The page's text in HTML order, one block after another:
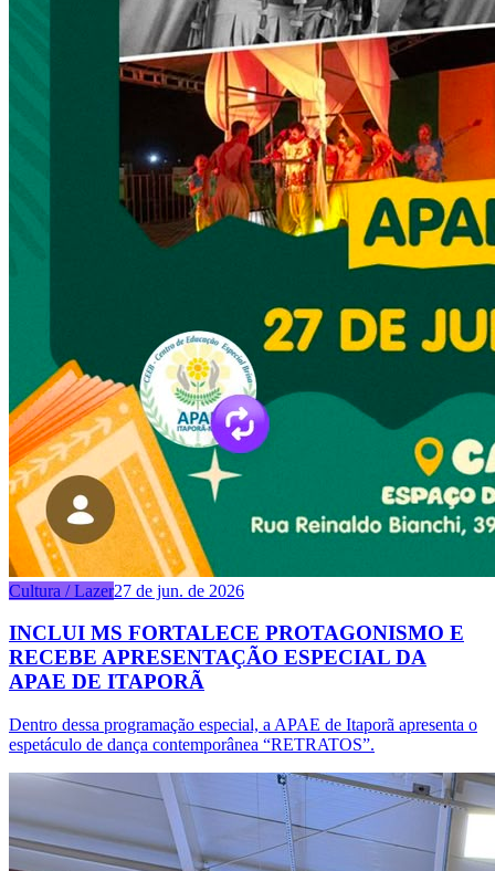
Cultura / Lazer27 de jun. de 2026
INCLUI MS FORTALECE PROTAGONISMO E
RECEBE APRESENTAÇÃO ESPECIAL DA
APAE DE ITAPORÃ
Dentro dessa programação especial, a APAE de Itaporã apresenta o
espetáculo de dança contemporânea “RETRATOS”.